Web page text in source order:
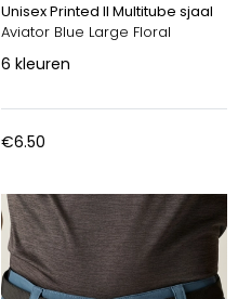
Unisex Printed II Multitube sjaal
Aviator Blue Large Floral
6 kleuren
€6.50